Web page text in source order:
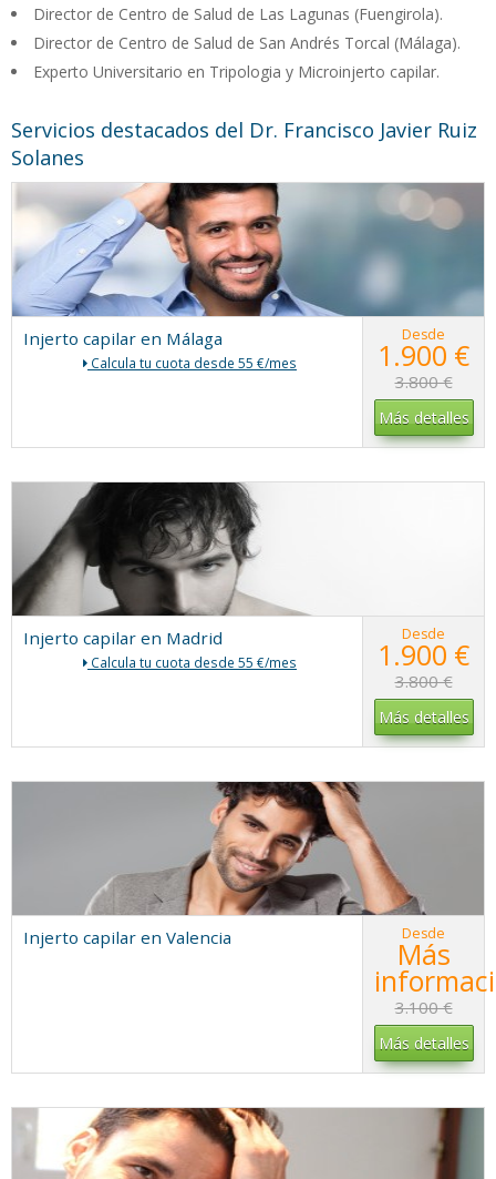
Director de Centro de Salud de Las Lagunas (Fuengirola).
Director de Centro de Salud de San Andrés Torcal (Málaga).
Experto Universitario en Tripologia y Microinjerto capilar.
Servicios destacados del Dr. Francisco Javier Ruiz
Solanes
Injerto capilar en Málaga
Calcula tu cuota desde 55 €/mes
Desde
1.900 €
3.800 €
Más detalles
Injerto capilar en Madrid
Calcula tu cuota desde 55 €/mes
Desde
1.900 €
3.800 €
Más detalles
Injerto capilar en Valencia Desde
Más
3.100 €
Más detalles